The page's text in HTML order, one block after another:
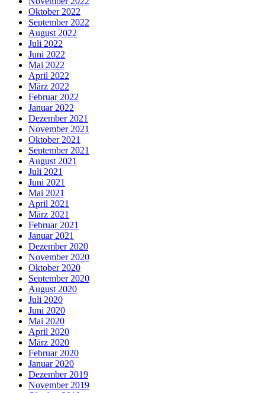
Oktober 2022
September 2022
August 2022
Juli 2022
Juni 2022
Mai 2022
April 2022
März 2022
Februar 2022
Januar 2022
Dezember 2021
November 2021
Oktober 2021
September 2021
August 2021
Juli 2021
Juni 2021
Mai 2021
April 2021
März 2021
Februar 2021
Januar 2021
Dezember 2020
November 2020
Oktober 2020
September 2020
August 2020
Juli 2020
Juni 2020
Mai 2020
April 2020
März 2020
Februar 2020
Januar 2020
Dezember 2019
November 2019